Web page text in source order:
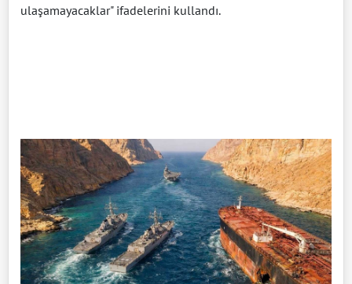
ulaşamayacaklar" ifadelerini kullandı.